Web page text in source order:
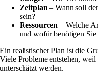
Zeitplan – Wann soll
sein?
Ressourcen – Welche
und wofür benötigen Sie
Ein realistischer Plan ist die
Viele Probleme entstehen,
unterschätzt werden.